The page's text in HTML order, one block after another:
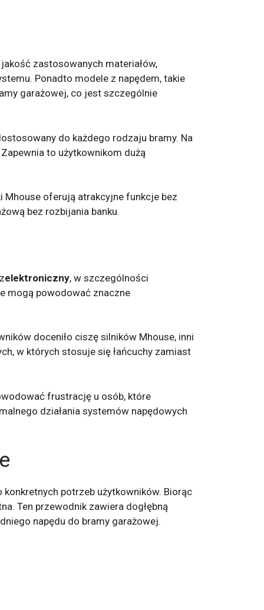
zastosowanych materiałów,
Ponadto modele z napędem, takie
garażowej, co jest szczególnie
do każdego rodzaju bramy. Na
to użytkownikom dużą
Mhouse oferują atrakcyjne funkcje bez
bez rozbijania banku.
elektroniczny, w szczególności
mogą powodować znaczne
doceniło ciszę silników Mhouse, inni
w których stosuje się łańcuchy zamiast
frustrację u osób, które
działania systemów napędowych
potrzeb użytkowników. Biorąc
Ten przewodnik zawiera dogłębną
napędu do bramy garażowej.